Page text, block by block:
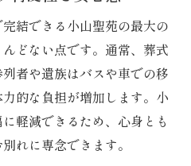
した施設設備の充実
実現する具体策
した葬式費用の節約法
ンで無理なく費用削減
式費用を抑えるポイント
見積もりを賢く取る方法
結できる小山聖苑の最大の
どない点です。通常、葬式
者や遺族はバスや車での移
的な負担が増加します。小
軽減できるため、心身とも
れに専念できます。